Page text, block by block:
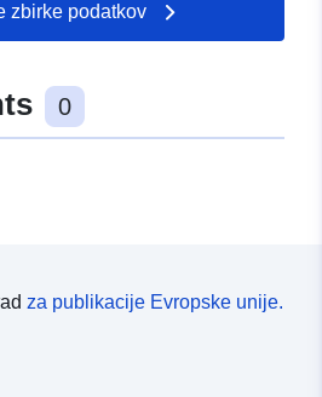
zbirke podatkov
0
za publikacije Evropske unije.